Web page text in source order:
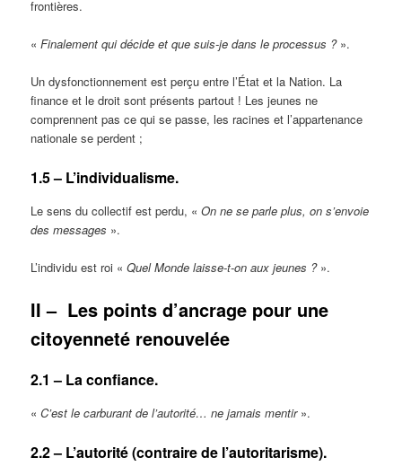
frontières.
«Finalement qui décide et que suis-je dans le processus ?».
Un dysfonctionnement est perçu entre l’État et la Nation. La
finance et le droit sont présents partout ! Les jeunes ne
comprennent pas ce qui se passe, les racines et l’appartenance
nationale se perdent ;
1.5 – L’individualisme.
Le sens du collectif est perdu, «On ne se parle plus, on s’envoie
des messages ».
L’individu est roi «Quel Monde laisse-t-on aux jeunes ?».
II – Les points d’ancrage pour une
citoyenneté renouvelée
2.1 – La confiance.
«C’est le carburant de l’autorité… ne jamais mentir».
2.2 – L’autorité (contraire de l’autoritarisme).